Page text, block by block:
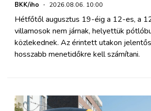
BKK/iho · 2026.08.06. 10:00
Hétfőtől augusztus 19-éig a 12-es, a
villamosok nem járnak, helyettük
közlekednek. Az érintett utakon
hosszabb menetidőkre kell számítani.